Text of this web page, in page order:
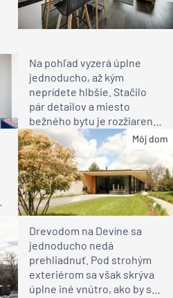
Na pohľad vyzerá úplne
jednoducho, až kým
neprídete hlbšie. Stačilo
pár detailov a miesto
bežného bytu je rozžiarené
bývanie pre rodinu
Môj dom
Drevodom na Devíne sa
jednoducho nedá
prehliadnuť. Pod strohým
exteriérom sa však skrýva
úplne iné vnútro, ako by ste